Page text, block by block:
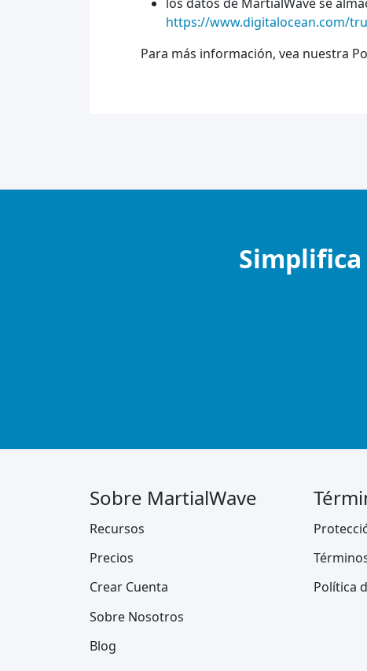
https://www.digitalocean.com/
Para más información, vea nuestra
Simplifica
Sobre MartialWave
Recursos
Precios
Crear Cuenta
Sobre Nosotros
Blog
Política